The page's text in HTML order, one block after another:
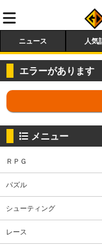
ニュース 人気
エラーがあります
メニュー
ＲＰＧ
パズル
シューティング
レース